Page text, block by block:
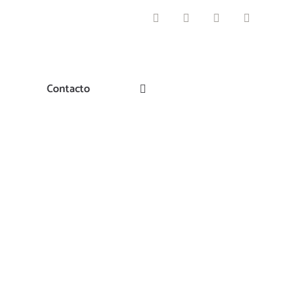
FacebookInstagramPinterest
Contacto